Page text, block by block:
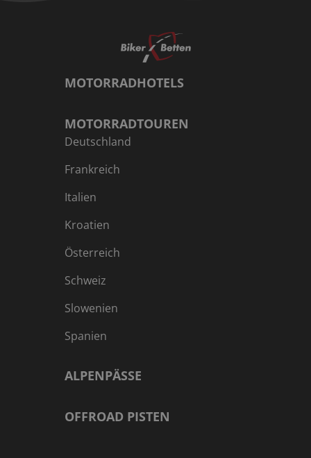
MOTORRADHOTELS
MOTORRADTOUREN
Deutschland
Frankreich
Italien
Kroatien
Österreich
Schweiz
Slowenien
Spanien
ALPENPÄSSE
OFFROAD PISTEN